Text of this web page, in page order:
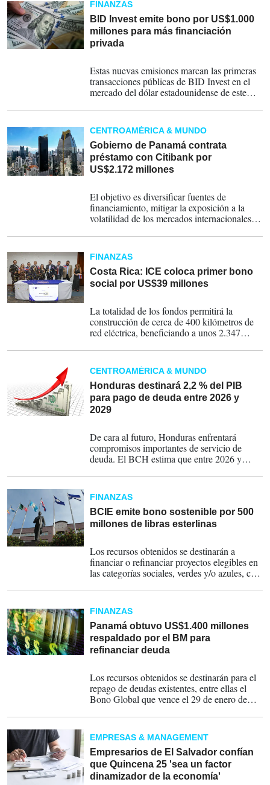
FINANZAS
BID Invest emite bono por US$1.000
millones para más financiación
privada
Estas nuevas emisiones marcan las primeras
transacciones públicas de BID Invest en el
mercado del dólar estadounidense de este
referencia en su curva en dólares
estadounidenses en el tramo de vencimiento
correspondiente a 2031.
CENTROAMÉRICA & MUNDO
Gobierno de Panamá contrata
préstamo con Citibank por
US$2.172 millones
El objetivo es diversificar fuentes de
financiamiento, mitigar la exposición a la
volatilidad de los mercados internacionales y
FINANZAS
Costa Rica: ICE coloca primer bono
social por US$39 millones
La totalidad de los fondos permitirá la
construcción de cerca de 400 kilómetros de
red eléctrica, beneficiando a unos 2.347
distritos priorizados.
CENTROAMÉRICA & MUNDO
Honduras destinará 2,2 % del PIB
para pago de deuda entre 2026 y
2029
De cara al futuro, Honduras enfrentará
compromisos importantes de servicio de
deuda. El BCH estima que entre 2026 y
US$982.8 millones.
FINANZAS
BCIE emite bono sostenible por 500
millones de libras esterlinas
Los recursos obtenidos se destinarán a
financiar o refinanciar proyectos elegibles en
las categorías sociales, verdes y/o azules, con
económico, social y ambiental de los países
miembros del Banco.
FINANZAS
Panamá obtuvo US$1.400 millones
respaldado por el BM para
refinanciar deuda
Los recursos obtenidos se destinarán para el
repago de deudas existentes, entre ellas el
Bono Global que vence el 29 de enero de
EMPRESAS & MANAGEMENT
Empresarios de El Salvador confían
que Quincena 25 'sea un factor
dinamizador de la economía'